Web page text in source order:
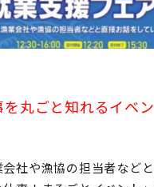
丸ごと知れるイベ
社や漁協の担当者など